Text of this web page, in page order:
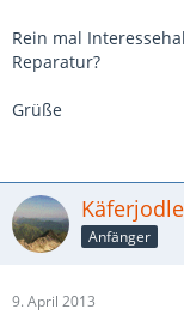
Rein mal
Reparatur?
Grüße
Anfänger
9. April 2013